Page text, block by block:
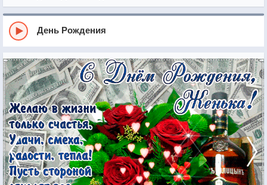
День Рождения